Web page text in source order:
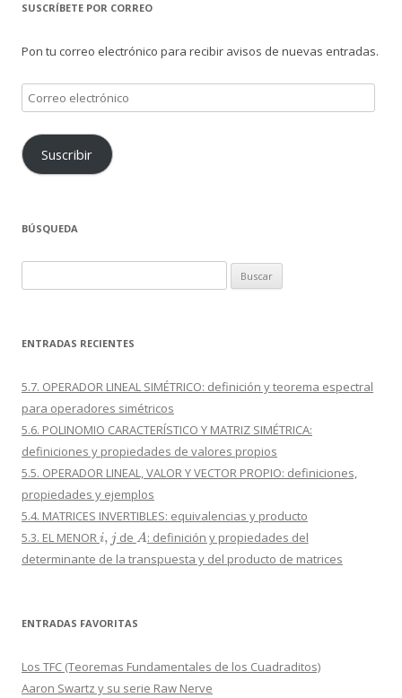
SUSCRÍBETE POR CORREO
Pon tu correo electrónico para recibir avisos de nuevas entradas.
Correo
electrónico
Suscribir
BÚSQUEDA
ENTRADAS RECIENTES
5.7. OPERADOR LINEAL SIMÉTRICO: definición y teorema espectral
para operadores simétricos
5.6. POLINOMIO CARACTERÍSTICO Y MATRIZ SIMÉTRICA:
definiciones y propiedades de valores propios
5.5. OPERADOR LINEAL, VALOR Y VECTOR PROPIO: definiciones,
propiedades y ejemplos
5.4. MATRICES INVERTIBLES: equivalencias y producto
5.3. EL MENORi,j de A: definición y propiedades del
determinante de la transpuesta y del producto de matrices
ENTRADAS FAVORITAS
Los TFC (Teoremas Fundamentales de los Cuadraditos)
Aaron Swartz y su serie Raw Nerve